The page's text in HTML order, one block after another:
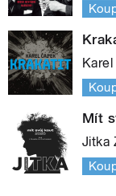
Mít
Jitka